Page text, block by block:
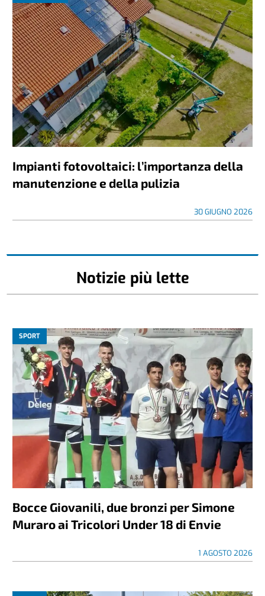
Impianti fotovoltaici: l’importanza della
manutenzione e della pulizia
30 GIUGNO 2026
Notizie più lette
SPORT
Bocce Giovanili, due bronzi per Simone
Muraro ai Tricolori Under 18 di Envie
1 AGOSTO 2026